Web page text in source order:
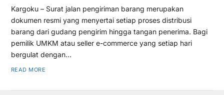
Kargoku – Surat jalan pengiriman barang merupakan
dokumen resmi yang menyertai setiap proses distribusi
barang dari gudang pengirim hingga tangan penerima. Bagi
pemilik UMKM atau seller e-commerce yang setiap hari
bergulat dengan…
READ MORE